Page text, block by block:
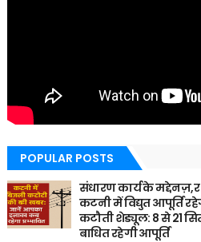
POPULAR POSTS
संधारण कार्य के
कटनी में विद्युत आपूर्ति
कटौती शेड्यूल: 8 से 21
बाधित रहेगी आपूर्ति